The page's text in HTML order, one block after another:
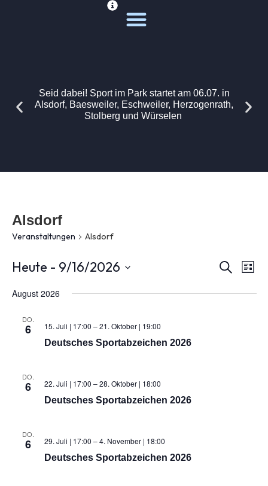
Seid dabei! Sport im Park startet am 06.07. in
Alsdorf, Baesweiler, Eschweiler, Herzogenrath,
Stolberg und Würselen
Alsdorf
Veranstaltungen Alsdorf
Suche
Liste
Heute - 9/16/2026
wählen.
August 2026
DO.
6 15. Juli | 17:00 –21. Oktober | 19:00
Deutsches Sportabzeichen 2026
DO.
6 22. Juli | 17:00 –28. Oktober | 18:00
Deutsches Sportabzeichen 2026
DO.
6 29. Juli | 17:00 –4. November | 18:00
Deutsches Sportabzeichen 2026